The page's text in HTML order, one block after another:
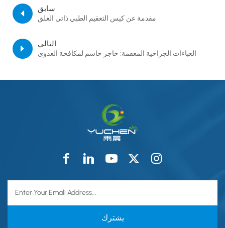
سابق
مقدمة عن كيس التعقيم الطبي ذاتي الغلق
التالي
العباءات الجراحية المعقمة: حاجز حاسم لمكافحة العدوى